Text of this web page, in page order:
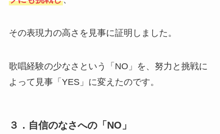
その表現力の高さを見事に証明しました。
歌唱経験の少なさという「NO」を、努力と挑戦に
よって見事「YES」に変えたのです。
３．自信のなさへの「NO」